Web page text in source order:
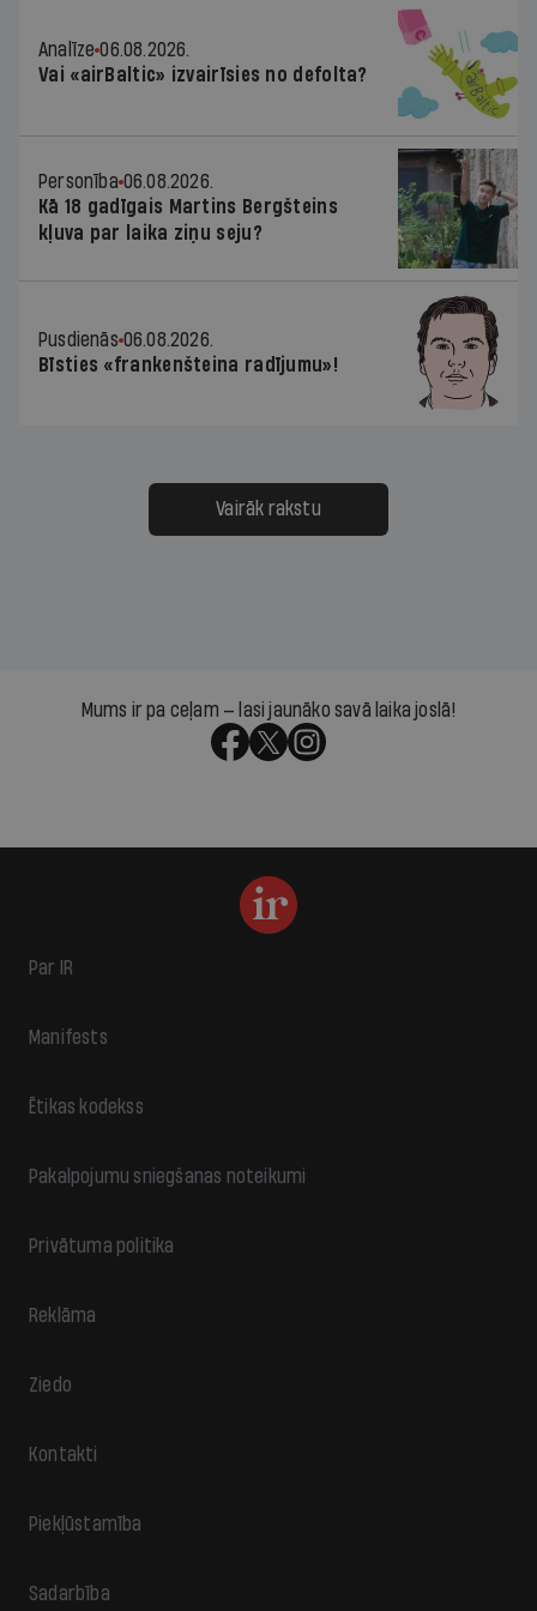
Analīze 06.08.2026.
Vai «airBaltic» izvairīsies no defolta?
Personība 06.08.2026.
Kā 18 gadīgais Martins Bergšteins
kļuva par laika ziņu seju?
Pusdienās 06.08.2026.
Bīsties «frankenšteina radījumu»!
Vairāk rakstu
Mums ir pa ceļam — lasi jaunāko savā laika joslā!
Par IR
Manifests
Ētikas kodekss
Pakalpojumu sniegšanas noteikumi
Privātuma politika
Reklāma
Ziedo
Kontakti
Piekļūstamība
Sadarbība